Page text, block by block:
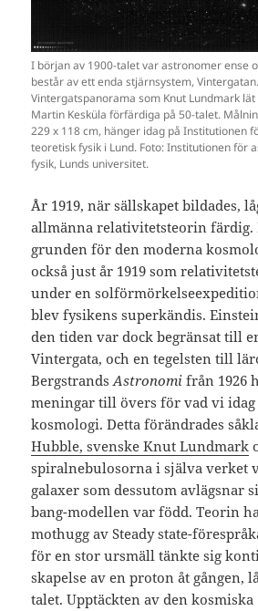
I början av 1900-talet var astronomer ense
består av ett enda stjärnsystem,
Vintergatspanorama som Knut Lundmark
Martin Kesküla förfärdiga på 50-talet.
229 x 118 cm, hänger idag på Institutionen
teoretisk fysik i Lund. Foto: Institutionen för
fysik, Lunds universitet.
År 1919, när sällskapet bildades,
allmänna relativitetsteorin färdig.
grunden för den moderna
också just år 1919 som
under en
blev fysikens superkändis.
den tiden var dock begränsat till
Vintergata, och en tegelsten till
BergstrandsAstronomifrån 1926
meningar till övers för vad vi
kosmologi. Detta förändrades
Hubble, svenske Knut Lundmark
spiralnebulosorna i själva verket
galaxer som dessutom avlägsnar
bang-modellen var född. Teorin
mothugg av Steady state-
för en stor ursmäll tänkte sig
skapelse av en proton åt gången,
talet. Upptäckten av den kosmiska